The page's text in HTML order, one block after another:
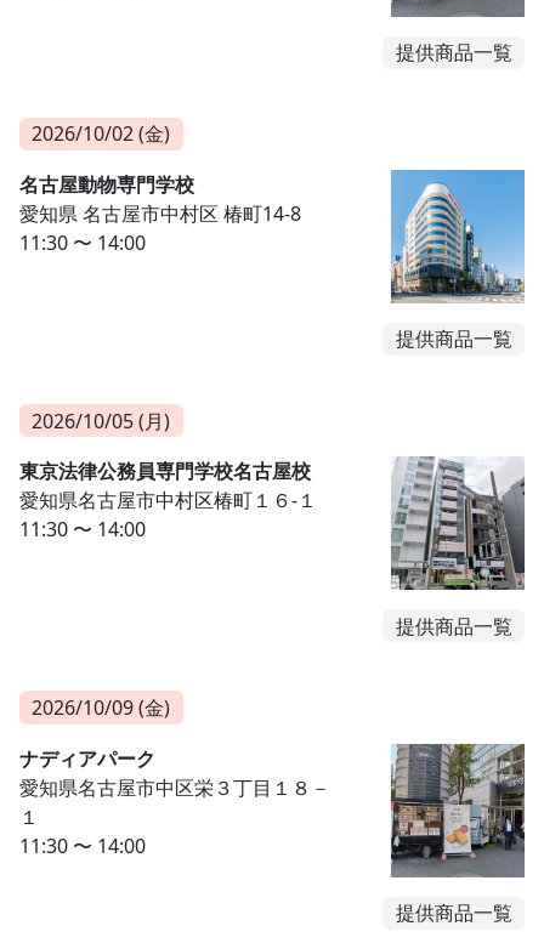
提供商品一覧
2026/10/02 (金)
名古屋動物専門学校
愛知県 名古屋市中村区 椿町14-8
11:30 〜 14:00
提供商品一覧
2026/10/05 (月)
東京法律公務員専門学校名古屋校
愛知県名古屋市中村区椿町１６-１
11:30 〜 14:00
提供商品一覧
2026/10/09 (金)
ナディアパーク
愛知県名古屋市中区栄３丁目１８－
１
11:30 〜 14:00
提供商品一覧